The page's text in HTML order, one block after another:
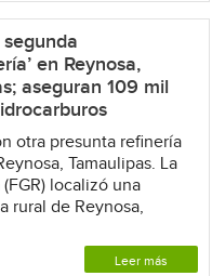
segunda
en Reynosa,
aseguran 109 mil
otra presunta refinería
Tamaulipas. La
localizó una
rural de Reynosa,
Leer más